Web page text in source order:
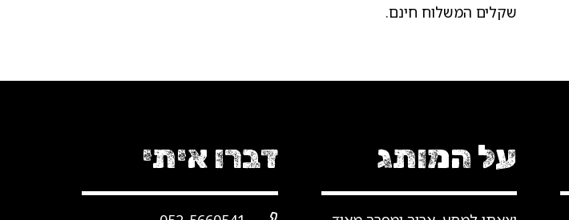
שקלים המשלוח חינם.
על המותג דברו איתי